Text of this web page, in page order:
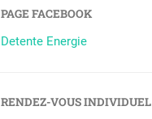
PAGE FACEBOOK
Detente Energie
RENDEZ-VOUS INDIVIDUEL